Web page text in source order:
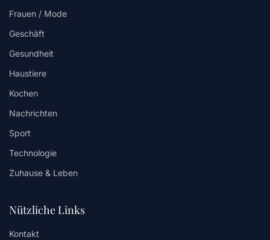
Frauen / Mode
Geschäft
Gesundheit
Haustiere
Kochen
Nachrichten
Sport
Technologie
Zuhause & Leben
Nützliche Links
Kontakt